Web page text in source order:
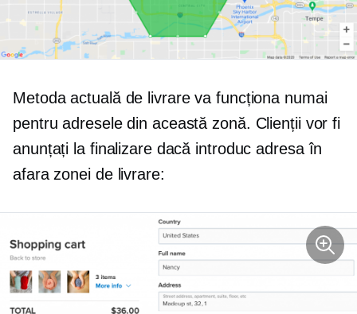
Metoda actuală de livrare va funcționa numai
pentru adresele din această zonă. Clienții vor fi
anunțați la finalizare dacă introduc adresa în
afara zonei de livrare: